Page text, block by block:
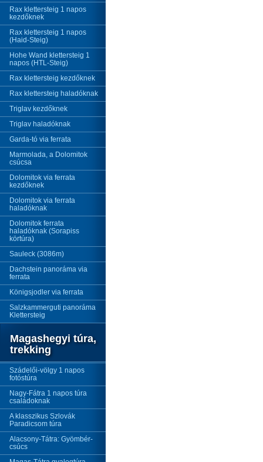
Rax klettersteig 1 napos
kezdőknek
Rax klettersteig 1 napos
(Haid-Steig)
Hohe Wand klettersteig 1
napos (HTL-Steig)
Rax klettersteig kezdőknek
Rax klettersteig haladóknak
Triglav kezdőknek
Triglav haladóknak
Garda-tó via ferrata
Marmolada, a Dolomitok
csúcsa
Dolomitok via ferrata
kezdőknek
Dolomitok via ferrata
haladóknak
Dolomitok ferrata
haladóknak (Sorapiss
körtúra)
Sauleck (3086m)
Dachstein panoráma via
ferrata
Königsjodler via ferrata
Salzkammerguti panoráma
Klettersteig
Magashegyi túra,
trekking
Szádelői-völgy 1 napos
fotóstúra
Nagy-Fátra 1 napos túra
családoknak
A klasszikus Szlovák
Paradicsom túra
Alacsony-Tátra: Gyömbér-
csúcs